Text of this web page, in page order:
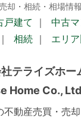
却・相続・相場情報
戸建て ｜ 中古
｜ 相続 ｜ エリ
テライズホー
Home Co., Ltd
不動産売買・売